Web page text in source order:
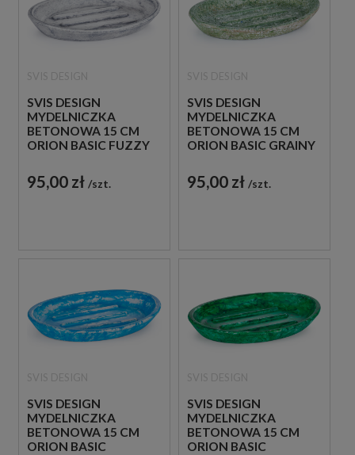
SVIS DESIGN
MYDELNICZKA
BETONOWA 15 CM
ORION BASIC FUZZY
95,00 zł szt.
SVIS DESIGN
MYDELNICZKA
BETONOWA 15 CM
ORION BASIC GRAINY
95,00 zł szt.
SVIS DESIGN
MYDELNICZKA
BETONOWA 15 CM
ORION BASIC
SVIS DESIGN
MYDELNICZKA
BETONOWA 15 CM
ORION BASIC